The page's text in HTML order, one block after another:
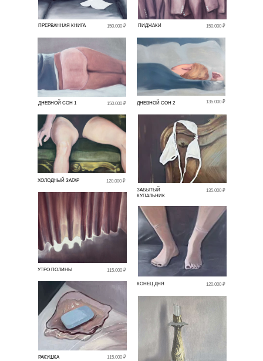
ПРЕРВАННАЯ КНИГА 150.000 ₽
ДНЕВНОЙ СОН 2 135.000 ₽
ХОЛОДНЫЙ ЗАГАР
120.000 ₽
ЗАБЫТЫЙ
КУПАЛЬНИК
135.000 ₽
УТРО ПОЛИНЫ 115.000 ₽
КОНЕЦ ДНЯ 120.000 ₽
РАКУШКА 115.000 ₽
ПИДЖАКИ 150.000 ₽
ДНЕВНОЙ СОН 1 150.000 ₽